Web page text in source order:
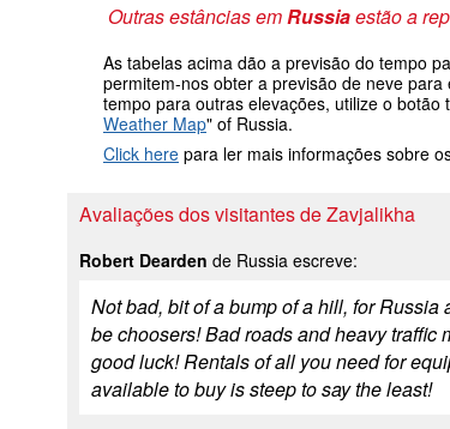
Outras estâncias em Russiaestão a
As tabelas acima dão a previsão do tempo
permitem-nos obter a previsão de neve
tempo para outras elevações, utilize o
Weather Map" of Russia.
Click here para ler mais informações sobre
Avaliações dos visitantes de Zavjalikha
Robert Dearden de Russia escreve:
Not bad, bit of a bump of a hill, for
be choosers! Bad roads and heavy traffic
good luck! Rentals of all you need for
available to buy is steep to say the least!